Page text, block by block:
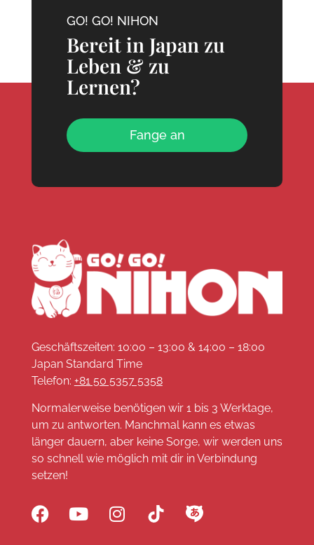
GO! GO! NIHON
Bereit in Japan zu
Leben & zu
Lernen?
Fange an
Geschäftszeiten: 10:00 – 13:00 & 14:00 – 18:00
Japan Standard Time
Telefon: +81 50 5357 5358
Normalerweise benötigen wir 1 bis 3 Werktage,
um zu antworten. Manchmal kann es etwas
länger dauern, aber keine Sorge, wir werden uns
so schnell wie möglich mit dir in Verbindung
setzen!